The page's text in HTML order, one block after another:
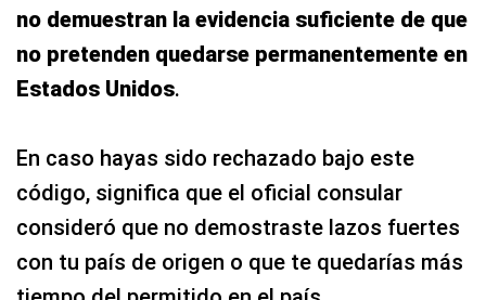
no demuestran la evidencia suficiente de que
no pretenden quedarse permanentemente en
Estados Unidos.
En caso hayas sido rechazado bajo este
código, significa que el oficial consular
consideró que no demostraste lazos fuertes
con tu país de origen o que te quedarías más